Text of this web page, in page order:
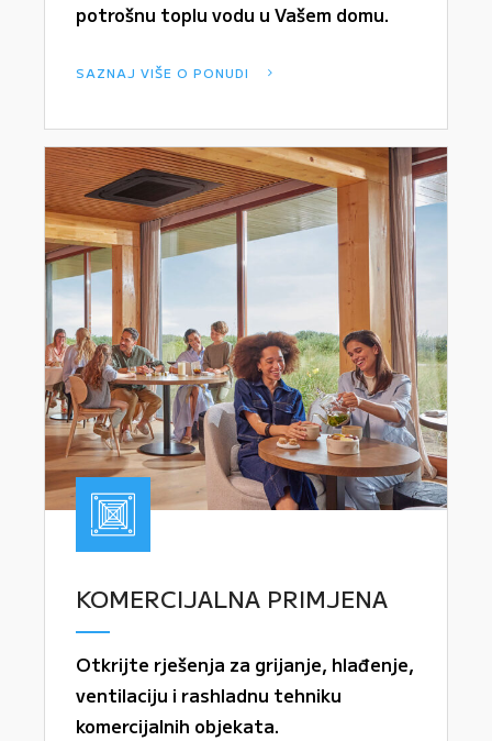
potrošnu toplu vodu u Vašem domu.
SAZNAJ VIŠE O PONUDI
KOMERCIJALNA PRIMJENA
Otkrijte rješenja za grijanje, hlađenje,
ventilaciju i rashladnu tehniku
komercijalnih objekata.